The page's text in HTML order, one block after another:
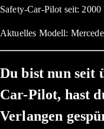
Safety-Car-Pilot seit: 2000
Aktuelles Modell:
Du bist nun seit
Car-Pilot, hast
Verlangen